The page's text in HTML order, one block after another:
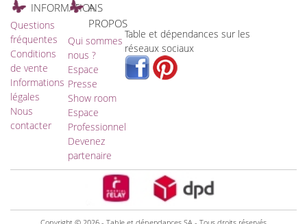
INFORMATIONS
Questions
fréquentes
Conditions
de vente
Informations
légales
Nous
contacter
A
PROPOS
Qui sommes
nous ?
Espace
Presse
Show room
Espace
Professionnel
Devenez
partenaire
Table et dépendances sur les
réseaux sociaux